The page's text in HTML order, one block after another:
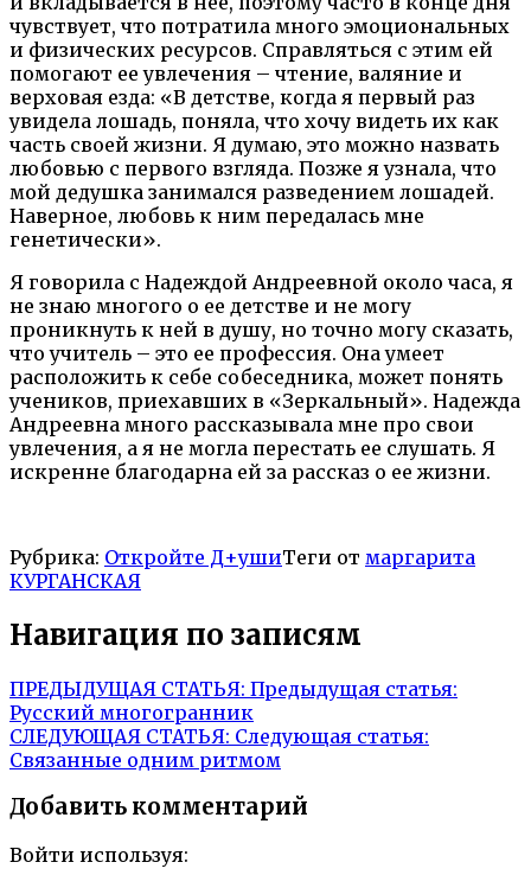
чувствует, что потратила много эмоциональных
и физических ресурсов. Справляться с этим ей
помогают ее увлечения – чтение, валяние и
верховая езда: «В детстве, когда я первый раз
увидела лошадь, поняла, что хочу видеть их как
часть своей жизни. Я думаю, это можно назвать
любовью с первого взгляда. Позже я узнала, что
мой дедушка занимался разведением лошадей.
Наверное, любовь к ним передалась мне
генетически».
Я говорила с Надеждой Андреевной около часа, я
не знаю многого о ее детстве и не могу
проникнуть к ней в душу, но точно могу сказать,
что учитель – это ее профессия. Она умеет
расположить к себе собеседника, может понять
учеников, приехавших в «Зеркальный». Надежда
Андреевна много рассказывала мне про свои
увлечения, а я не могла перестать ее слушать. Я
искренне благодарна ей за рассказ о ее жизни.
Рубрика: Откройте Д+ушиТеги от маргарита
КУРГАНСКАЯ
Навигация по записям
ПРЕДЫДУЩАЯ СТАТЬЯ: Предыдущая статья:
Русский многогранник
СЛЕДУЮЩАЯ СТАТЬЯ: Следующая статья:
Связанные одним ритмом
Добавить комментарий
Войти используя: